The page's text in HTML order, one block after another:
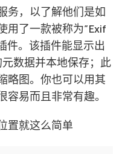
务，以了解他们是如
用了一款被称为”Exif
件。该插件能显示出
数据并本地保存；此
略图。你也可以用其
易而且非常有趣。
置就这么简单